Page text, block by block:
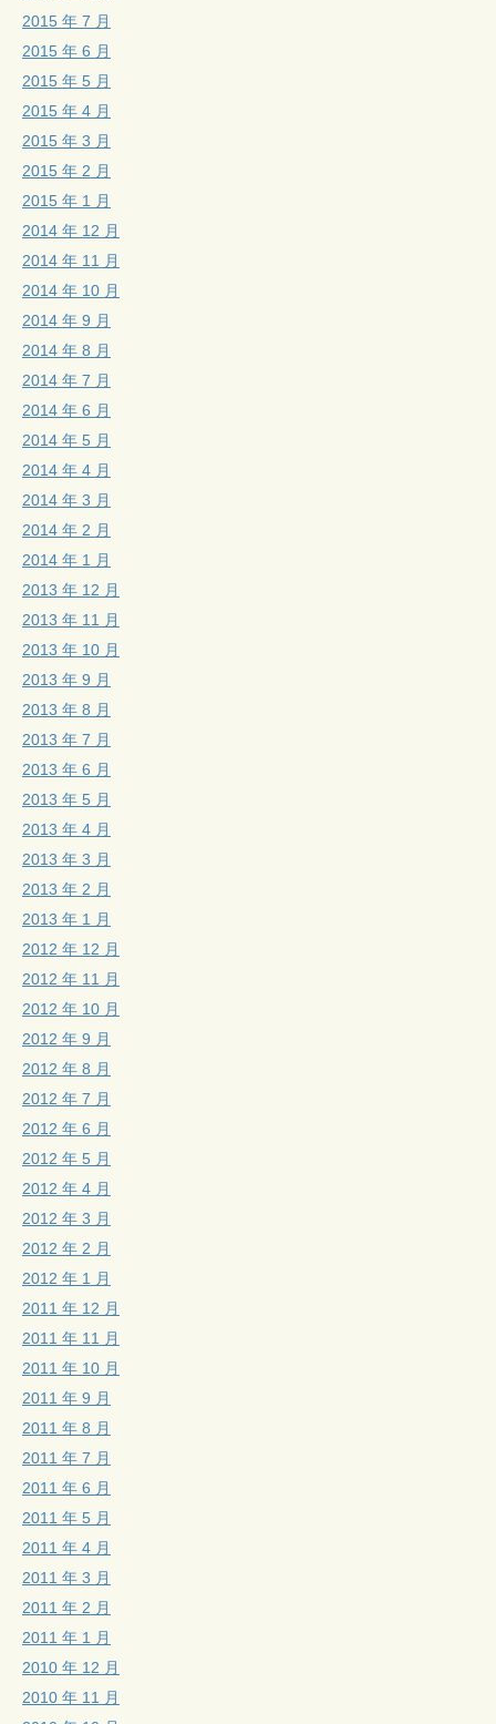
2015 年 7 月
2015 年 6 月
2015 年 5 月
2015 年 4 月
2015 年 3 月
2015 年 2 月
2015 年 1 月
2014 年 12 月
2014 年 11 月
2014 年 10 月
2014 年 9 月
2014 年 8 月
2014 年 7 月
2014 年 6 月
2014 年 5 月
2014 年 4 月
2014 年 3 月
2014 年 2 月
2014 年 1 月
2013 年 12 月
2013 年 11 月
2013 年 10 月
2013 年 9 月
2013 年 8 月
2013 年 7 月
2013 年 6 月
2013 年 5 月
2013 年 4 月
2013 年 3 月
2013 年 2 月
2013 年 1 月
2012 年 12 月
2012 年 11 月
2012 年 10 月
2012 年 9 月
2012 年 8 月
2012 年 7 月
2012 年 6 月
2012 年 5 月
2012 年 4 月
2012 年 3 月
2012 年 2 月
2012 年 1 月
2011 年 12 月
2011 年 11 月
2011 年 10 月
2011 年 9 月
2011 年 8 月
2011 年 7 月
2011 年 6 月
2011 年 5 月
2011 年 4 月
2011 年 3 月
2011 年 2 月
2011 年 1 月
2010 年 12 月
2010 年 11 月